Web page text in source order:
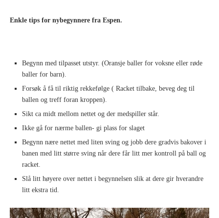
Enkle tips for nybegynnere fra Espen.
Begynn med tilpasset utstyr. (Oransje baller for voksne eller røde
baller for barn).
Forsøk å få til riktig rekkefølge ( Racket tilbake, beveg deg til
ballen og treff foran kroppen).
Sikt ca midt mellom nettet og der medspiller står.
Ikke gå for nærme ballen- gi plass for slaget
Begynn nære nettet med liten sving og jobb dere gradvis bakover i
banen med litt større sving når dere får litt mer kontroll på ball og
racket.
Slå litt høyere over nettet i begynnelsen slik at dere gir hverandre
litt ekstra tid.